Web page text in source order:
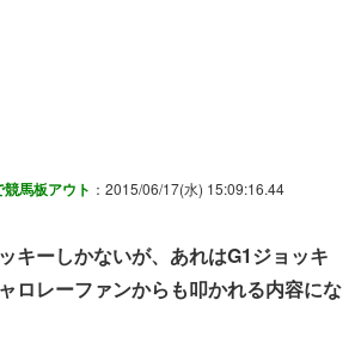
馬板アウト ：2015/06/17(水) 15:09:16.44
キーしかないが、あれはG1ジョッキ
ロレーファンからも叩かれる内容にな